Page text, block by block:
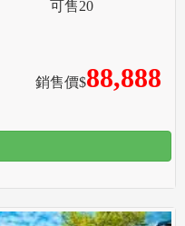
銷售價$88,888
可售20